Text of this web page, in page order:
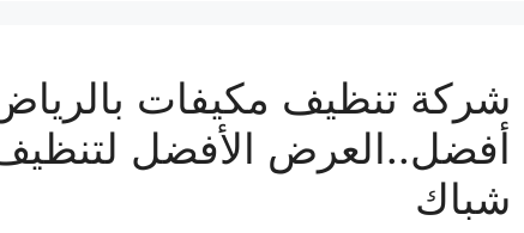
شركة تنظيف مكيفات
أفضل..العرض الأفضل
شباك